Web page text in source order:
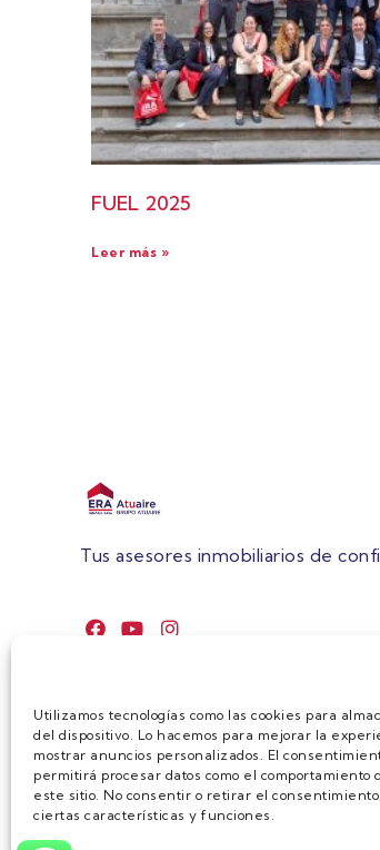
Utilizamos tecnologías como las cookies para
del dispositivo. Lo hacemos para mejorar la
mostrar anuncios personalizados. El
permitirá procesar datos como el comportamiento
este sitio. No consentir o retirar el
ciertas características y funciones.
FUEL 2025
Leer más »
Tus asesores inmobiliarios de